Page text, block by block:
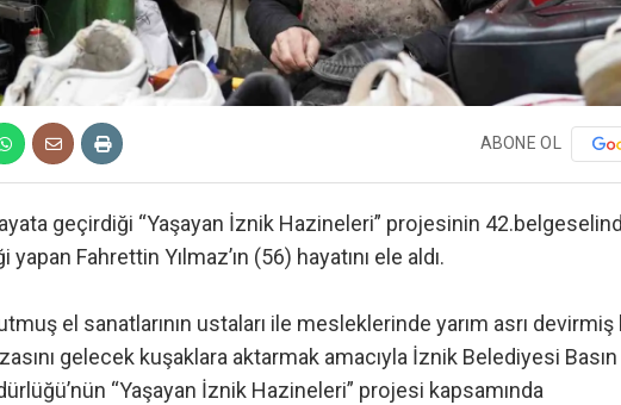
ABONE OL
geçirdiği “Yaşayan İznik Hazineleri” projesinin
Fahrettin Yılmaz’ın (56) hayatını ele aldı.
el sanatlarının ustaları ile mesleklerinde yarım asrı
gelecek kuşaklara aktarmak amacıyla İznik Belediyesi Basın
“Yaşayan İznik Hazineleri” projesi kapsamında